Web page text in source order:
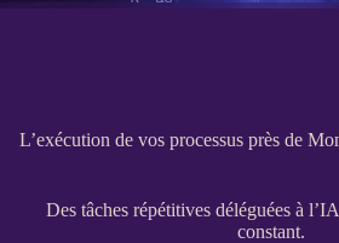
L’exécution de vos processus près de
Des tâches répétitives déléguées à
constant.